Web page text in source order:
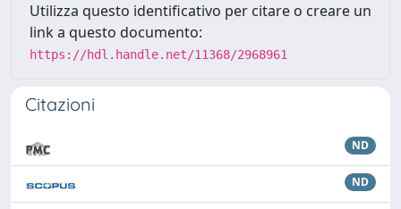
Utilizza questo identificativo per citare o creare un
link a questo documento:
https://hdl.handle.net/11368/2968961
Citazioni
ND
ND